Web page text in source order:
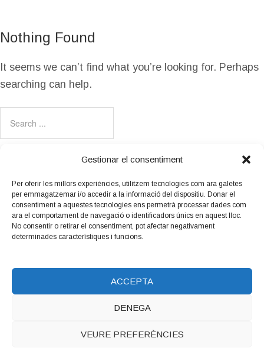
Gestionar el consentiment
Per oferir les millors experiències, utilitzem tecnologies com ara galetes
per emmagatzemar i/o accedir a la informació del dispositiu. Donar el
consentiment a aquestes tecnologies ens permetrà processar dades com
ara el comportament de navegació o identificadors únics en aquest lloc.
No consentir o retirar el consentiment, pot afectar negativament
determinades característiques i funcions.
ACCEPTA
DENEGA
VEURE PREFERÈNCIES
Nothing Found
It seems we can’t find what you’re looking for. Perhaps
searching can help.
Amb el suport
de:
Copyright © 2026 LUTHIERS.CAT.Luthiers_cat